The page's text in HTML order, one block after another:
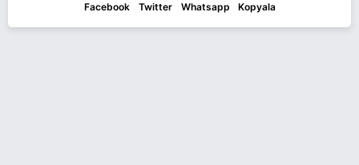
Facebook Twitter Whatsapp Kopyala